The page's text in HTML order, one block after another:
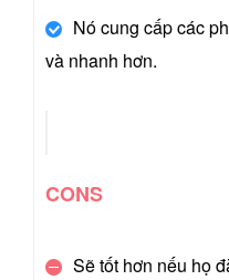
Nó cung cấp các
và nhanh hơn.
CONS
Sẽ tốt hơn nếu họ